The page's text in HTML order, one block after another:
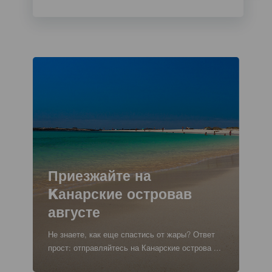
Imagen
Listado
Imagen
Приезжайте на
Kанарские островав
августе
Texto
para
Не знаете, как еще спастись от жары? Ответ
прост: отправляйтесь на Канарские острова ...